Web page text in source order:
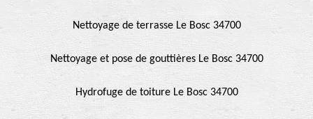
Nettoyage de terrasse Le Bosc 34700
Nettoyage et pose de gouttières Le Bosc 34700
Hydrofuge de toiture Le Bosc 34700